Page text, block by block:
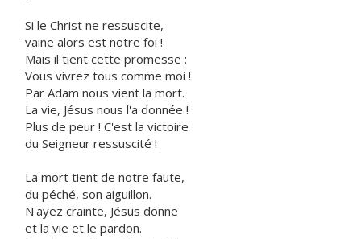
Si le Christ ne ressuscite,
vaine alors est notre foi !
Mais il tient cette promesse :
Vous vivrez tous comme moi !
Par Adam nous vient la mort.
La vie, Jésus nous l'a donnée !
Plus de peur ! C'est la victoire
du Seigneur ressuscité !
La mort tient de notre faute,
du péché, son aiguillon.
N'ayez crainte, Jésus donne
et la vie et le pardon.